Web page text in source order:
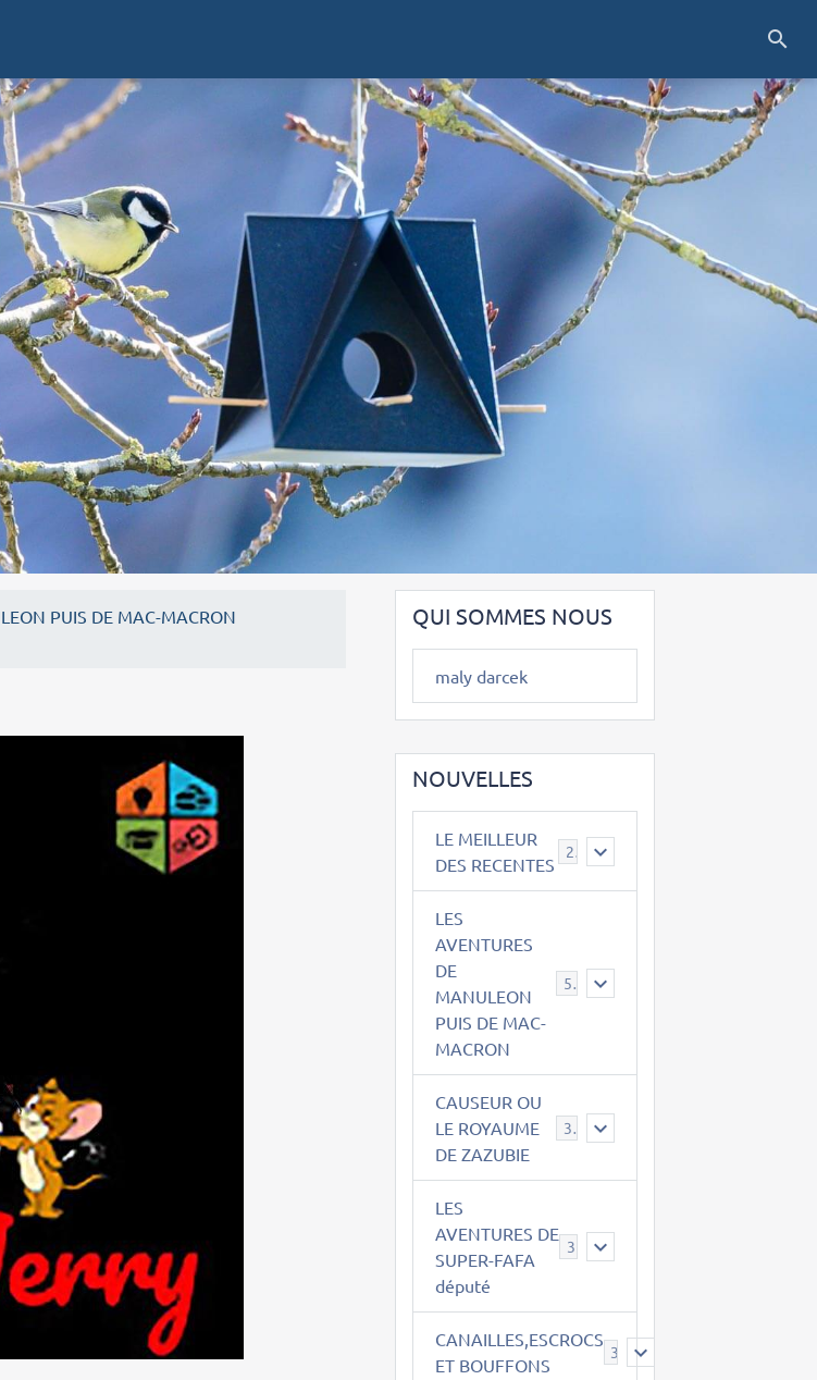
PUIS DE MAC-MACRON
QUI SOMMES NOUS
maly darcek
NOUVELLES
LE MEILLEUR
DES RECENTES
2
LES
AVENTURES
DE
MANULEON
PUIS DE MAC-
MACRON
543
CAUSEUR OU
LE ROYAUME
DE ZAZUBIE
38
LES
AVENTURES DE
SUPER-FAFA
député
CANAILLES,ESCROCS
ET BOUFFONS
385